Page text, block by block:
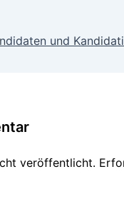
und
veröffentlicht.